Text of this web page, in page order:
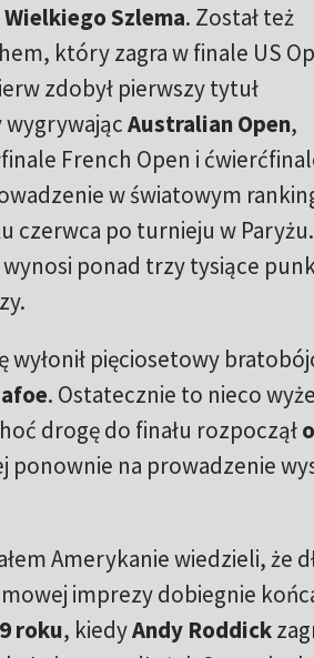
Szlema. Został też
który zagra w finale US
zdobył pierwszy tytuł
Australian Open,
French Open i
w światowym
czerwca po turnieju w
ponad trzy tysiące
wyłonił pięciosetowy
. Ostatecznie to nieco
drogę do finału rozpoczął
ponownie na prowadzenie
Amerykanie wiedzieli, że
imprezy dobiegnie
roku, kiedyAndy Roddick